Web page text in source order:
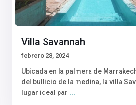
Villa Savannah
febrero 28, 2024
Ubicada en la palmera de
del bullicio de la medina, la villa
lugar ideal par ...